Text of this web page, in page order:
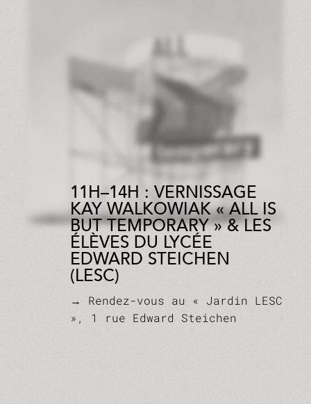
11H–14H : VERNISSAGE
KAY WALKOWIAK « ALL IS
BUT TEMPORARY » & LES
ÉLÈVES DU LYCÉE
EDWARD STEICHEN
(LESC)
→ Rendez-vous au « Jardin LESC
», 1 rue Edward Steichen